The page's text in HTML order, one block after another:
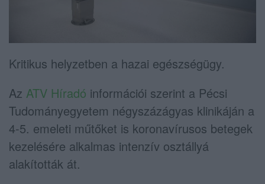
Kritikus helyzetben a hazai egészségügy.
Az ATV Híradó információi szerint a Pécsi
Tudományegyetem négyszázágyas klinikáján a
4-5. emeleti műtőket is koronavírusos betegek
kezelésére alkalmas intenzív osztállyá
alakították át.